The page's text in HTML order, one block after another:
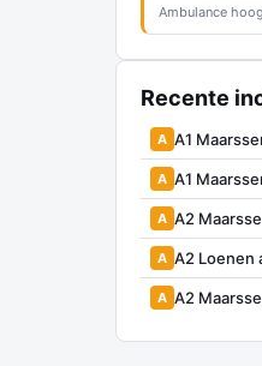
Ambulance
Recente
A A1
A A1
A A2
A A2 Loenen
A A2